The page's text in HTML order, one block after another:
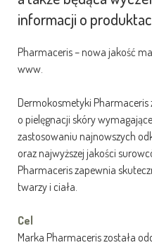
informacji o
Pharmaceris – nowa jakość
www.
Dermokosmetyki Pharmaceris
o pielęgnacji skóry
zastosowaniu najnowszych
oraz najwyższej jakości
Pharmaceris zapewnia
twarzy i ciała.
Cel
Marka Pharmaceris została